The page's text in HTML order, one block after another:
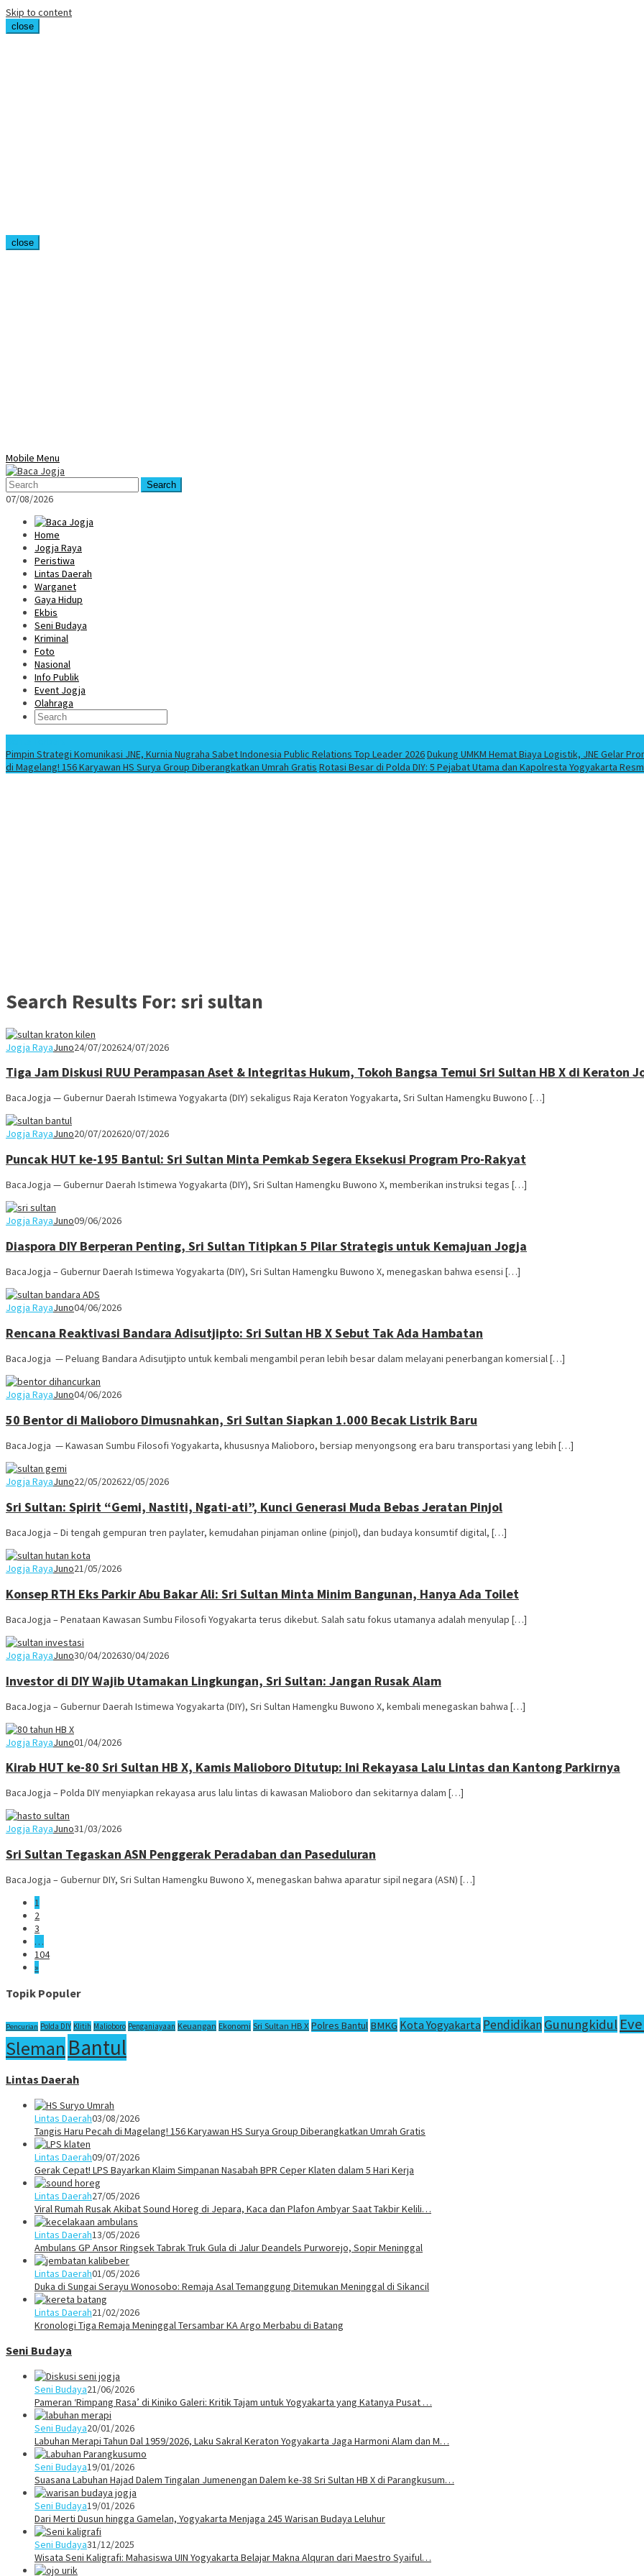
Skip to content
close
close
Mobile Menu
Search
07/08/2026
Home
Jogja Raya
Peristiwa
Lintas Daerah
Warganet
Gaya Hidup
Ekbis
Seni Budaya
Kriminal
Foto
Nasional
Info Publik
Event Jogja
Olahraga
Pimpin Strategi Komunikasi JNE, Kurnia Nugraha Sabet Indonesia Public Relations Top Leader 2026Dukung UMKM Hemat Biaya Logistik, JNE Gelar
di Magelang! 156 Karyawan HS Surya Group Diberangkatkan Umrah Gratis Rotasi Besar di Polda DIY: 5 Pejabat Utama dan Kapolresta Yogyakarta
Search Results For: sri sultan
Jogja RayaJuno24/07/202624/07/2026
Tiga Jam Diskusi RUU Perampasan Aset & Integritas Hukum, Tokoh Bangsa Temui Sri Sultan HB X di Keraton
BacaJogja — Gubernur Daerah Istimewa Yogyakarta (DIY) sekaligus Raja Keraton Yogyakarta, Sri Sultan Hamengku Buwono […]
Jogja RayaJuno20/07/202620/07/2026
Puncak HUT ke-195 Bantul: Sri Sultan Minta Pemkab Segera Eksekusi Program Pro-Rakyat
BacaJogja — Gubernur Daerah Istimewa Yogyakarta (DIY), Sri Sultan Hamengku Buwono X, memberikan instruksi tegas […]
Jogja RayaJuno09/06/2026
Diaspora DIY Berperan Penting, Sri Sultan Titipkan 5 Pilar Strategis untuk Kemajuan Jogja
BacaJogja – Gubernur Daerah Istimewa Yogyakarta (DIY), Sri Sultan Hamengku Buwono X, menegaskan bahwa esensi […]
Jogja RayaJuno04/06/2026
Rencana Reaktivasi Bandara Adisutjipto: Sri Sultan HB X Sebut Tak Ada Hambatan
BacaJogja — Peluang Bandara Adisutjipto untuk kembali mengambil peran lebih besar dalam melayani penerbangan komersial […]
Jogja RayaJuno04/06/2026
50 Bentor di Malioboro Dimusnahkan, Sri Sultan Siapkan 1.000 Becak Listrik Baru
BacaJogja — Kawasan Sumbu Filosofi Yogyakarta, khususnya Malioboro, bersiap menyongsong era baru transportasi yang lebih […]
Jogja RayaJuno22/05/202622/05/2026
Sri Sultan: Spirit “Gemi, Nastiti, Ngati-ati”, Kunci Generasi Muda Bebas Jeratan Pinjol
BacaJogja – Di tengah gempuran tren paylater, kemudahan pinjaman online (pinjol), dan budaya konsumtif digital, […]
Jogja RayaJuno21/05/2026
Konsep RTH Eks Parkir Abu Bakar Ali: Sri Sultan Minta Minim Bangunan, Hanya Ada Toilet
BacaJogja – Penataan Kawasan Sumbu Filosofi Yogyakarta terus dikebut. Salah satu fokus utamanya adalah menyulap […]
Jogja RayaJuno30/04/202630/04/2026
Investor di DIY Wajib Utamakan Lingkungan, Sri Sultan: Jangan Rusak Alam
BacaJogja – Gubernur Daerah Istimewa Yogyakarta (DIY), Sri Sultan Hamengku Buwono X, kembali menegaskan bahwa […]
Jogja RayaJuno01/04/2026
Kirab HUT ke-80 Sri Sultan HB X, Kamis Malioboro Ditutup: Ini Rekayasa Lalu Lintas dan Kantong Parkirnya
BacaJogja – Polda DIY menyiapkan rekayasa arus lalu lintas di kawasan Malioboro dan sekitarnya dalam […]
Jogja RayaJuno31/03/2026
Sri Sultan Tegaskan ASN Penggerak Peradaban dan Paseduluran
BacaJogja – Gubernur DIY, Sri Sultan Hamengku Buwono X, menegaskan bahwa aparatur sipil negara (ASN) […]
1
2
3
…
104
»
Topik Populer
Pencurian Polda DIY Klitih Malioboro Penganiayaan Keuangan Ekonomi Sri Sultan HB X Polres Bantul BMKG Kota Yogyakarta PendidikanGunungkidul
Sleman Bantul
Lintas Daerah
Lintas Daerah03/08/2026
Tangis Haru Pecah di Magelang! 156 Karyawan HS Surya Group Diberangkatkan Umrah Gratis
Lintas Daerah09/07/2026
Gerak Cepat! LPS Bayarkan Klaim Simpanan Nasabah BPR Ceper Klaten dalam 5 Hari Kerja
Lintas Daerah27/05/2026
Viral Rumah Rusak Akibat Sound Horeg di Jepara, Kaca dan Plafon Ambyar Saat Takbir Kelili…
Lintas Daerah13/05/2026
Ambulans GP Ansor Ringsek Tabrak Truk Gula di Jalur Deandels Purworejo, Sopir Meninggal
Lintas Daerah01/05/2026
Duka di Sungai Serayu Wonosobo: Remaja Asal Temanggung Ditemukan Meninggal di Sikancil
Lintas Daerah21/02/2026
Kronologi Tiga Remaja Meninggal Tersambar KA Argo Merbabu di Batang
Seni Budaya
Seni Budaya21/06/2026
Pameran ‘Rimpang Rasa’ di Kiniko Galeri: Kritik Tajam untuk Yogyakarta yang Katanya Pusat …
Seni Budaya20/01/2026
Labuhan Merapi Tahun Dal 1959/2026, Laku Sakral Keraton Yogyakarta Jaga Harmoni Alam dan M…
Seni Budaya19/01/2026
Suasana Labuhan Hajad Dalem Tingalan Jumenengan Dalem ke-38 Sri Sultan HB X di Parangkusum…
Seni Budaya19/01/2026
Dari Merti Dusun hingga Gamelan, Yogyakarta Menjaga 245 Warisan Budaya Leluhur
Seni Budaya31/12/2025
Wisata Seni Kaligrafi: Mahasiswa UIN Yogyakarta Belajar Makna Alquran dari Maestro Syaiful…